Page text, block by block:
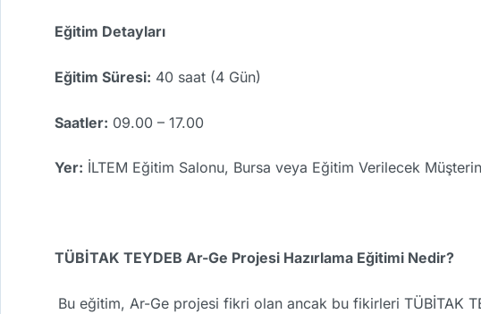
Eğitim Detayları
Eğitim Süresi: 40 saat (4 Gün)
Saatler: 09.00 – 17.00
Yer: İLTEM Eğitim Salonu, Bursa veya Eğitim Verilecek
TÜBİTAK TEYDEB Ar-Ge Projesi Hazırlama Eğitimi Nedir?
Bu eğitim, Ar-Ge projesi fikri olan ancak bu fikirleri TÜBİTAK